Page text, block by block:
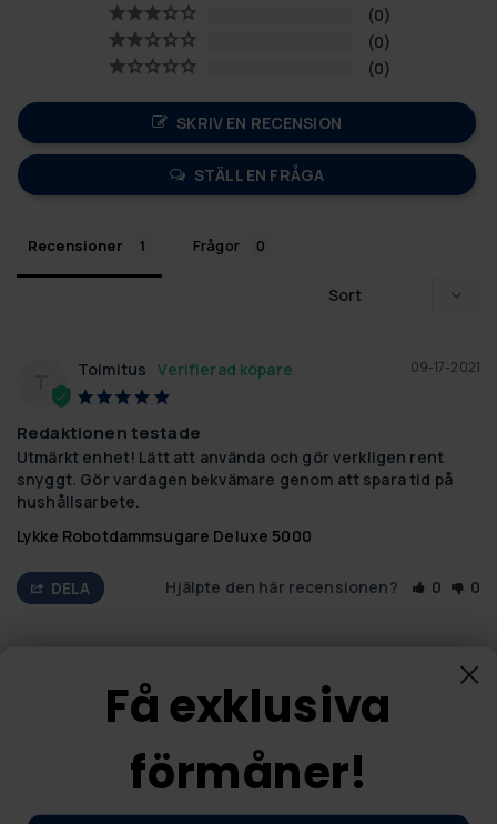
0
0
0
SKRIV EN RECENSION
STÄLL EN FRÅGA
Recensioner Frågor
09-17-2021
Toimitus
Redaktionen testade
Utmärkt enhet! Lätt att använda och gör verkligen rent
snyggt. Gör vardagen bekvämare genom att spara tid på
hushållsarbete.
Lykke Robotdammsugare Deluxe 5000
DELA Hjälpte den här recensionen? 0 0
Företagsinformation
Få exklusiva
förmåner!